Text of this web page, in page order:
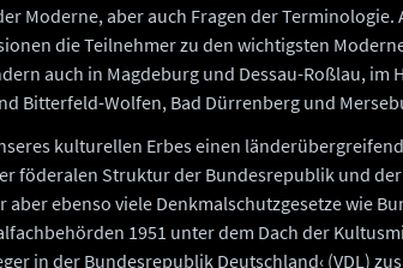
Moderne, aber auch Fragen der
die Teilnehmer zu den wichtigsten
auch in Magdeburg und Dessau-Roßlau, im
Bitterfeld-Wolfen, Bad Dürrenberg und
kulturellen Erbes einen
föderalen Struktur der Bundesrepublik und
ebenso viele Denkmalschutzgesetze wie
1951 unter dem Dach der
in der Bundesrepublik Deutschland‹ (VDL)